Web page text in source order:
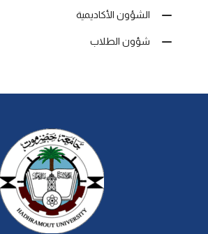
الشؤون الأكاديمية
شؤون الطلاب